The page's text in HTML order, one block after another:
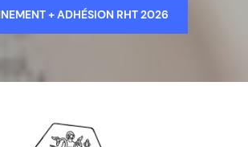
+ ADHÉSION RHT 2026